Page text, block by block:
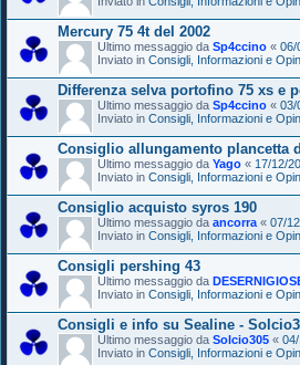
Mercury 75 4t del 2002
Ultimo messaggio da Sp4ccino « 06/
Inviato in Consigli, Informazioni e
Differenza selva portofino 75 xs e
Ultimo messaggio da Sp4ccino « 03/
Inviato in Consigli, Informazioni e
Consiglio allungamento plancetta
Ultimo messaggio da Yago « 17/12/
Inviato in Consigli, Informazioni e
Consiglio acquisto syros 190
Ultimo messaggio da ancorra « 07/
Inviato in Consigli, Informazioni e
Consigli pershing 43
Ultimo messaggio da
Inviato in Consigli, Informazioni e
Consigli e info su Sealine -
Ultimo messaggio da Solcio305 «
Inviato in Consigli, Informazioni e